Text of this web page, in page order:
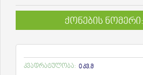
ქონების ნომერი:
კვადრატულობა: 0 კვ.მ